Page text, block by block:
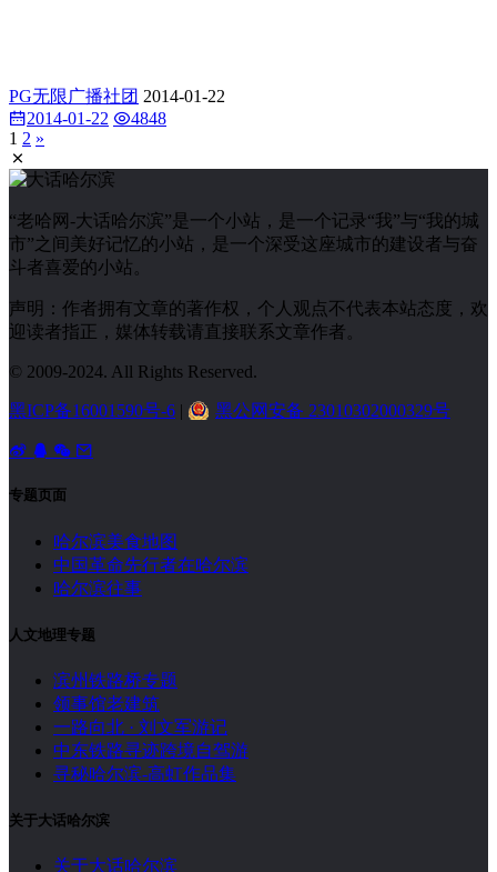
PG无限广播社团 2014-01-22
2014-01-22
4848
1 2 »
“老哈网-大话哈尔滨”是一个小站，是一个记录“我”与“我的城
市”之间美好记忆的小站，是一个深受这座城市的建设者与奋
斗者喜爱的小站。
声明：作者拥有文章的著作权，个人观点不代表本站态度，欢
迎读者指正，媒体转载请直接联系文章作者。
© 2009-2024. All Rights Reserved.
黑ICP备16001590号-6 | 黑公网安备 23010302000329号
专题页面
哈尔滨美食地图
中国革命先行者在哈尔滨
哈尔滨往事
人文地理专题
滨州铁路桥专题
领事馆老建筑
一路向北 · 刘文军游记
中东铁路寻迹跨境自驾游
寻秘哈尔滨-高虹作品集
关于大话哈尔滨
关于大话哈尔滨